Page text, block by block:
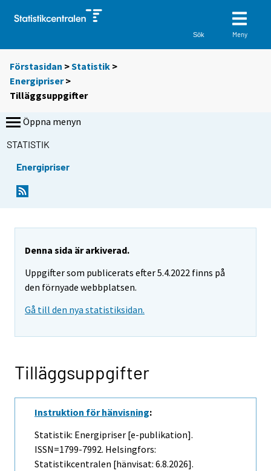
Sök Meny
Förstasidan >Statistik >
Energipriser>
Tilläggsuppgifter
Öppna menyn
STATISTIK
Energipriser
Denna sida är arkiverad.
Uppgifter som publicerats efter 5.4.2022 finns på
den förnyade webbplatsen.
Gå till den nya statistiksidan.
Tilläggsuppgifter
Instruktion för hänvisning:
Statistik: Energipriser [e-publikation].
ISSN=1799-7992. Helsingfors:
Statistikcentralen [hänvisat: 6.8.2026].